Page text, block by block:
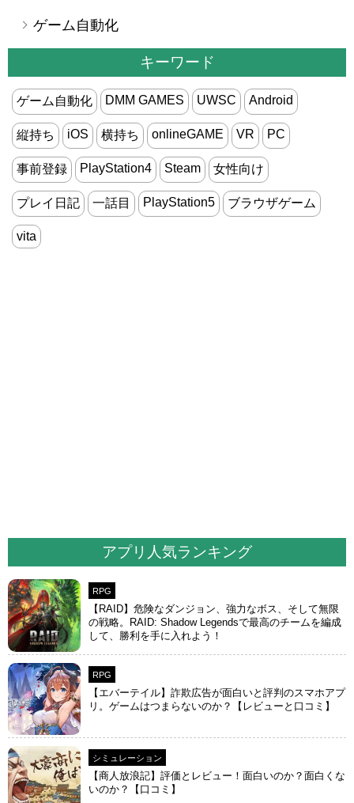
ゲーム自動化
キーワード
ゲーム自動化 DMM GAMES UWSC Android
縦持ち iOS 横持ち onlineGAME VR PC
事前登録 PlayStation4 Steam 女性向け
プレイ日記 一話目 PlayStation5 ブラウザゲーム
vita
アプリ人気ランキング
RPG
【RAID】危険なダンジョン、強力なボス、そして無限
の戦略。RAID: Shadow Legendsで最高のチームを編成
して、勝利を手に入れよう！
RPG
【エバーテイル】詐欺広告が面白いと評判のスマホアプ
リ。ゲームはつまらないのか？【レビューと口コミ】
シミュレーション
【商人放浪‪記】評価とレビュー！面白いのか？面白くな
いのか？【口コミ】